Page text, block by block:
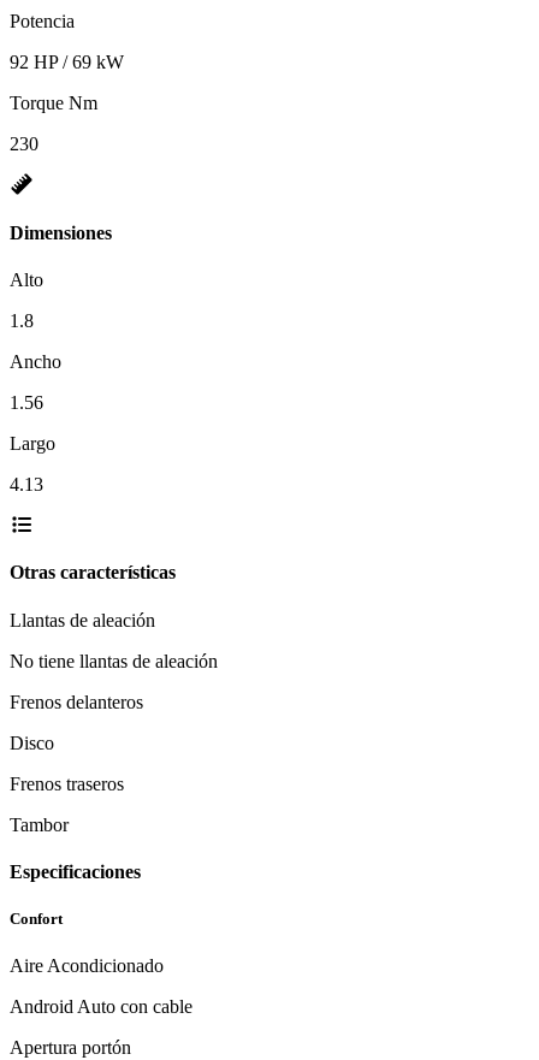
Potencia
92 HP / 69 kW
Torque Nm
230
Dimensiones
Alto
1.8
Ancho
1.56
Largo
4.13
Otras características
Llantas de aleación
No tiene llantas de aleación
Frenos delanteros
Disco
Frenos traseros
Tambor
Especificaciones
Confort
Aire Acondicionado
Android Auto con cable
Apertura portón